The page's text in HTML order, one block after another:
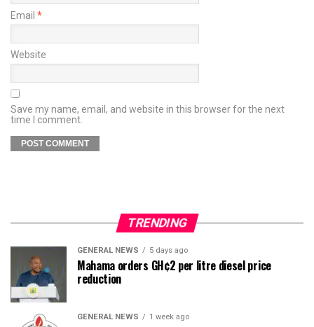
Email *
Website
Save my name, email, and website in this browser for the next
time I comment.
TRENDING
GENERAL NEWS 5 days ago
Mahama orders GH¢2 per litre diesel price
reduction
GENERAL NEWS 1 week ago